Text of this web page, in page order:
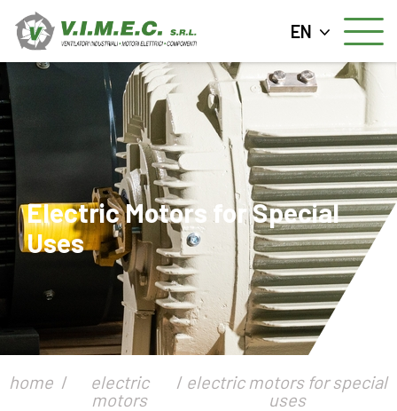
EN
Electric Motors for Special
Uses
home
electric
motors
electric motors for special
uses